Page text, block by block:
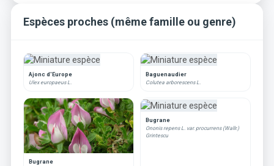
Espèces proches (même famille ou genre)
Ajonc d'Europe
Ulex europaeus L.
Baguenaudier
Colutea arborescens L.
Bugrane
Bugrane
Ononis repens L. var. procurrens (Wallr.)
Grintescu